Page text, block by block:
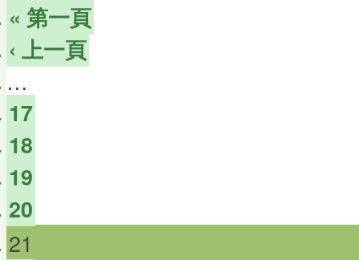
« 第一頁
‹ 上一頁
…
17
18
19
20
21